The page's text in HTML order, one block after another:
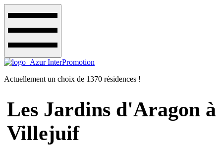
Actuellement un choix de 1370 résidences !
Les Jardins d'Aragon à
Villejuif